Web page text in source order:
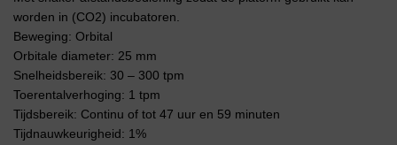
worden in (CO2) incubatoren.
Beweging: Orbital
Orbitale diameter: 25 mm
Snelheidsbereik: 30 – 300 tpm
Toerentalverhoging: 1 tpm
Tijdsbereik: Continu of tot 47 uur en 59 minuten
Tijdnauwkeurigheid: 1%